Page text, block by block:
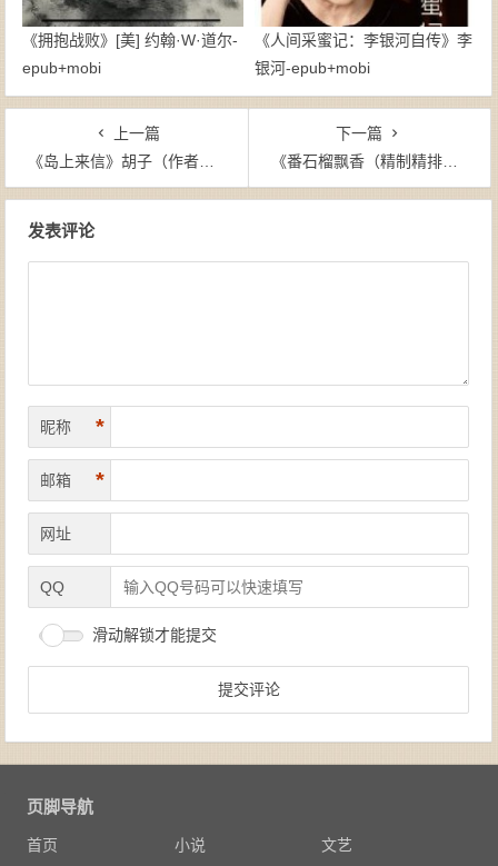
《拥抱战败》[美] 约翰·W·道尔-
epub+mobi
《人间采蜜记：李银河自传》李
银河-epub+mobi
上一篇
《岛上来信》胡子（作者）-epub+mobi+azw3
下一篇
《番石榴飘香（精制精排，弹出注释本）》[哥伦比亚]门多萨/加西亚·马尔克斯（作者）-epub+mobi
发表评论
昵称 *
邮箱 *
网址
QQ
滑动解锁才能提交
页脚导航
首页 小说 文艺